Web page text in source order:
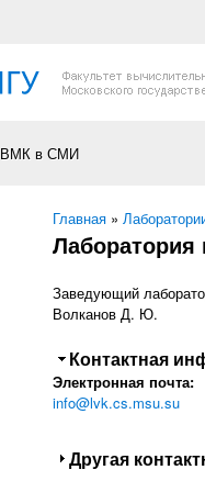
ВМК в СМИ
Вы здесь
Главная »
Заведующий
Волканов Д. Ю.
Скрыть
Контактная
Электронная почта:
info@lvk.cs.msu.su
Показать
Другая